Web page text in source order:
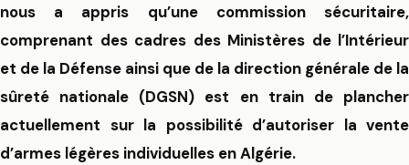
nous a appris qu’une commission sécuritaire,
comprenant des cadres des Ministères de l’Intérieur
et de la Défense ainsi que de la direction générale de la
sûreté nationale (DGSN) est en train de plancher
actuellement sur la possibilité d’autoriser la vente
d’armes légères individuelles en Algérie.